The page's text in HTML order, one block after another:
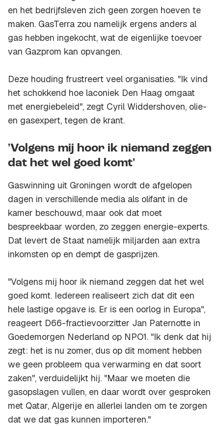
en het bedrijfsleven zich geen zorgen hoeven te
maken. GasTerra zou namelijk ergens anders al
gas hebben ingekocht, wat de eigenlijke toevoer
van Gazprom kan opvangen.
Deze houding frustreert veel organisaties. "Ik vind
het schokkend hoe laconiek Den Haag omgaat
met energiebeleid", zegt Cyril Widdershoven, olie-
en gasexpert, tegen de krant.
'Volgens mij hoor ik niemand zeggen
dat het wel goed komt'
Gaswinning uit Groningen wordt de afgelopen
dagen in verschillende media als olifant in de
kamer beschouwd, maar ook dat moet
bespreekbaar worden, zo zeggen energie-experts.
Dat levert de Staat namelijk miljarden aan extra
inkomsten op en dempt de gasprijzen.
"Volgens mij hoor ik niemand zeggen dat het wel
goed komt. Iedereen realiseert zich dat dit een
hele lastige opgave is. Er is een oorlog in Europa",
reageert D66-fractievoorzitter Jan Paternotte in
Goedemorgen Nederland op NPO1. "Ik denk dat hij
zegt: het is nu zomer, dus op dit moment hebben
we geen probleem qua verwarming en dat soort
zaken", verduidelijkt hij. "Maar we moeten die
gasopslagen vullen, en daar wordt over gesproken
met Qatar, Algerije en allerlei landen om te zorgen
dat we dat gas kunnen importeren."